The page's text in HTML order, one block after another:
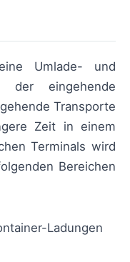
Umlade- und
der eingehende
Transporte
Zeit in einem
Terminals wird
Bereichen
Ladungen